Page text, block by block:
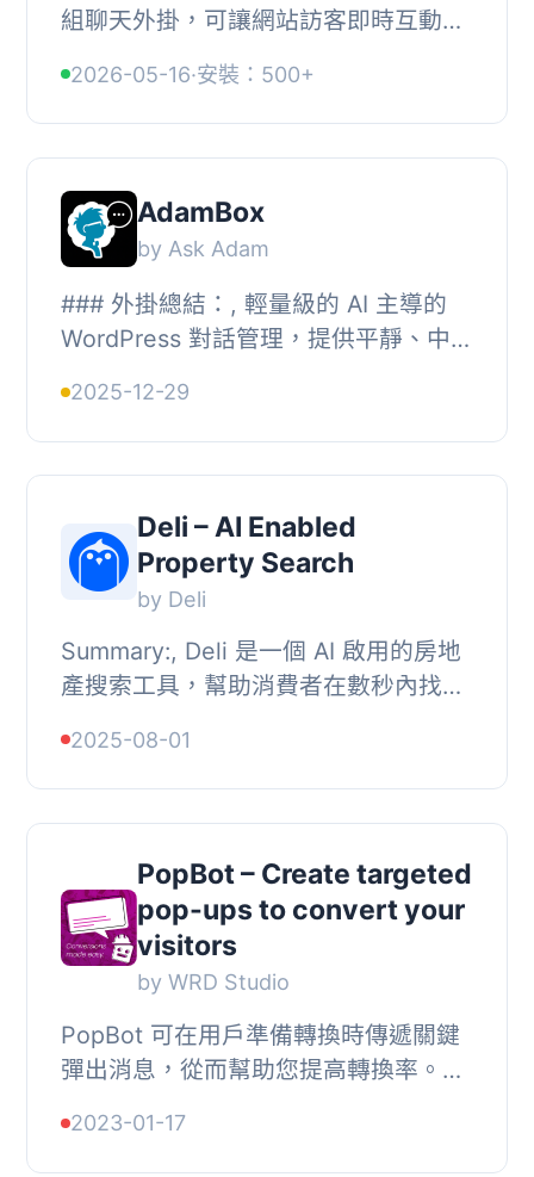
組聊天外掛，可讓網站訪客即時互動交
WordPress 帳號單一登入（SSO），
使用者無需額外註冊即...
2026-05-16·安裝：500+
AdamBox
by Ask Adam
### 外掛總結：, 輕量級的 AI 主導的
WordPress 對話管理，提供平靜、中立
文章介紹的外掛用途是什麼？**, 這是
一個 AI ...
2025-12-29
Deli – AI Enabled
Property Search
by Deli
Summary:, Deli 是一個 AI 啟用的房地
產搜索工具，幫助消費者在數秒內找到
索準則。, , - Deli 是一個革命性的 AI
啟用房...
2025-08-01
PopBot – Create targeted
pop-ups to convert your
visitors
by WRD Studio
PopBot 可在用戶準備轉換時傳遞關鍵
彈出消息，從而幫助您提高轉換率。使
模板和可自定義的觸發器和條件上進行
2023-01-17